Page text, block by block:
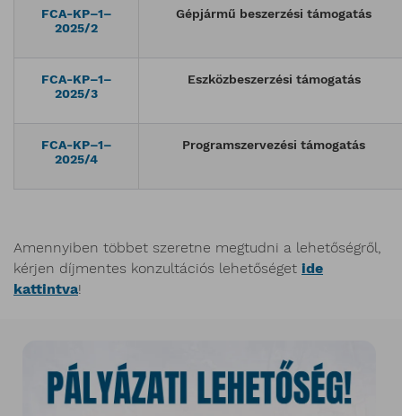
FCA-KP–1–
2025/2
Gépjármű beszerzési támogatás
FCA-KP–1–
2025/3
Eszközbeszerzési támogatás
FCA-KP–1–
2025/4
Programszervezési támogatás
Amennyiben többet szeretne megtudni a lehetőségről,
kérjen díjmentes konzultációs lehetőséget ide
kattintva!